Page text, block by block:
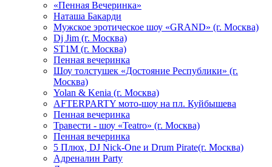
«Пенная Вечеринка»
Hаташа Бакарди
Мужское эротическое шоу «GRAND» (г. Москва)
Dj Jim (г. Москва)
ST1M (г. Москва)
Пенная вечеринка
Шоу толстушек «Достояние Республики» (г.
Москва)
Yolan & Kenia (г. Москва)
AFTERPARTY мото-шоу на пл. Куйбышева
Пенная вечеринка
Травести - шоу «Teatro» (г. Москва)
Пенная вечеринка
5 Плюх, DJ Nick-One и Drum Pirate(г. Москва)
Адреналин Party